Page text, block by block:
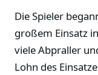
Die Spieler
großem Einsatz
viele Abpraller
Lohn des